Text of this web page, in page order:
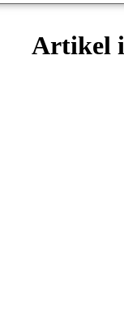
Artikel